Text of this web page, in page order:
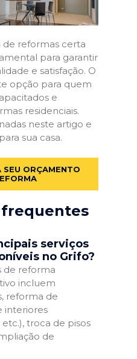
de reformas certa
para garantir
e satisfação. O
opção para quem
e
residenciais.
neste artigo e
sua casa.
ORÇAMENTO
serviços
no Grifo?
de reforma
incluem
reforma de
interiores
troca de pisos
de